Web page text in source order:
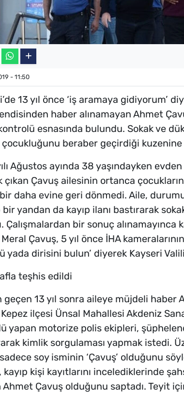
- 11:50
13 yıl önce ‘iş aramaya gidiyorum’
haber alınamayan Ahmet
esnasında bulundu. Sokak ve
çocukluğunu beraber geçirdiği
Ağustos ayında 38 yaşındayken
çıkan Çavuş ailesinin ortanca
daha evine geri dönmedi. Aile,
yandan da kayıp ilanı bastırarak
Çalışmalardan bir sonuç alınamayınca
Çavuş, 5 yıl önce İHA
yada dirisini bulun’ diyerek Kayseri
teşhis edildi
geçen 13 yıl sonra aileye müjdeli haber
ilçesi Ünsal Mahallesi Akdeniz
yapan motorize polis ekipleri,
kimlik sorgulaması yapmak istedi.
soy isminin ‘Çavuş’ olduğunu
kişi kayıtlarını incelediklerinde
Ahmet Çavuş olduğunu saptadı. Teyit